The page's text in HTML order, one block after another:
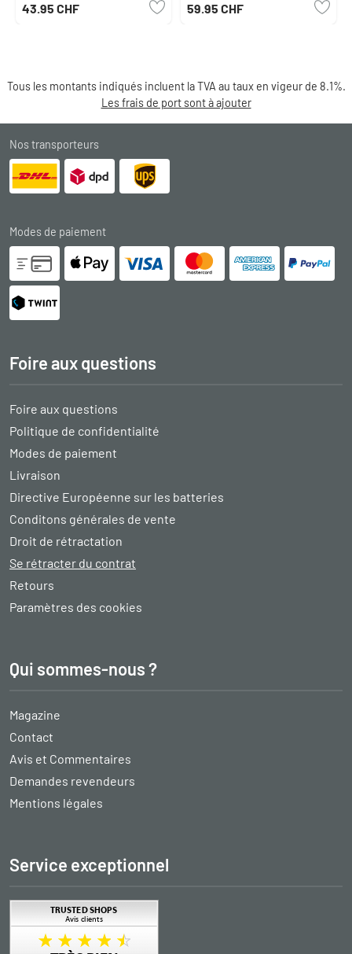
43.95 CHF 59.95 CHF
Tous les montants indiqués incluent la TVA au taux en vigeur de 8.1%.
Les frais de port sont à ajouter
Nos transporteurs
Modes de paiement
Foire aux questions
Foire aux questions
Politique de confidentialité
Modes de paiement
Livraison
Directive Européenne sur les batteries
Conditons générales de vente
Droit de rétractation
Se rétracter du contrat
Retours
Paramètres des cookies
Qui sommes-nous ?
Magazine
Contact
Avis et Commentaires
Demandes revendeurs
Mentions légales
Service exceptionnel